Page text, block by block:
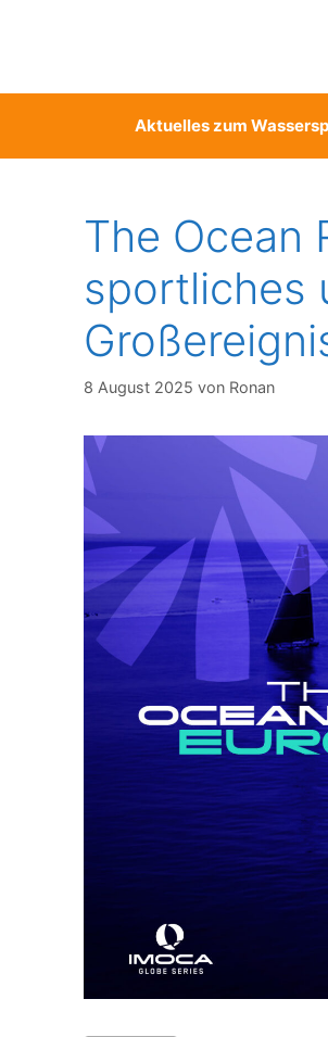
Aktuelles zum
The Ocean
sportliches
8 August 2025 von Ronan